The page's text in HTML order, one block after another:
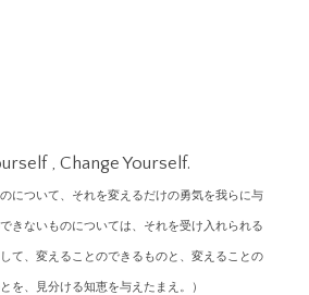
, Change Yourself.
について、それを変えるだけの勇気を我らに与
きないものについては、それを受け入れられる
て、変えることのできるものと、変えることの
を、見分ける知恵を与えたまえ。）